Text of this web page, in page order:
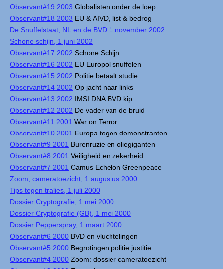
Observant#19 2003 Globalisten onder de loep
Observant#18 2003 EU & AIVD, list & bedrog
De Snuffelstaat, NL en de BVD 1 november 2002
Schone schijn, 1 juni 2002
Observant#17 2002 Schone Schijn
Observant#16 2002 EU Europol snuffelen
Observant#15 2002 Politie betaalt studie
Observant#14 2002 Op jacht naar links
Observant#13 2002 IMSI DNA BVD kip
Observant#12 2002 De vader van de bruid
Observant#11 2001 War on Terror
Observant#10 2001 Europa tegen demonstranten
Observant#9 2001 Burenruzie en oliegiganten
Observant#8 2001 Veiligheid en zekerheid
Observant#7 2001 Camus Echelon Greenpeace
Zoom, cameratoezicht, 1 augustus 2000
Tips tegen tralies, 1 juli 2000
Dossier Cryptografie, 1 mei 2000
Dossier Cryptografie (GB), 1 mei 2000
Dossier Pepperspray, 1 maart 2000
Observant#6 2000 BVD en vluchtelingen
Observant#5 2000 Begrotingen politie justitie
Observant#4 2000 Zoom: dossier cameratoezicht